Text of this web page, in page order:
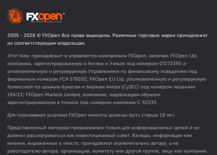
2005 - 2026 © FXOpen Все права защищены. Различные торговые марки принадлежат
их соответствующим владельцам.
Этот блог принадлежит и управляется компаниями FXOpen, включая: FXOpen Ltd,
компанию, зарегистрированную в Англии и Уэльсе под номером 07273392 и
уполномоченную и регулируемую Управлением по финансовому поведению под
фирменным номером FCA 579202; FXOpen EU Ltd, уполномоченную и регулируемую
Комиссией по ценным бумагам и биржам Кипра (CySEC) под номером лицензии
194/13; FXOpen Markets Limited, компанию, надлежащим образом
зарегистрированную в Невисе под номером компании C 42235.
Для пользования услугами FXOpen клиенты должны быть старше 18 лет.
Представленный материал предназначен только для информационных целей и не
должен рассматриваться как инвестиционный совет. Взгляды, информация или
мнения, выраженные в тексте, принадлежат исключительно автору, а не
работодателю автора, организации, комитету или другой группе, лицу или компании.